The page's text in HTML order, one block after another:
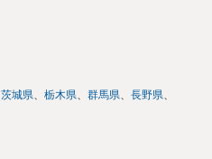
茨城県 栃木県 群馬県
長野県